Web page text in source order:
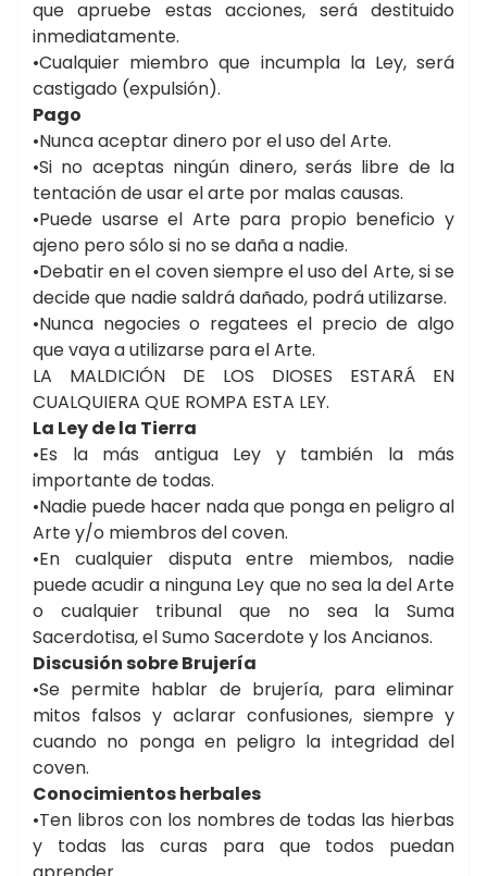
que apruebe estas acciones, será destituido
inmediatamente.
•Cualquier miembro que incumpla la Ley, será
castigado (expulsión).
Pago
•Nunca aceptar dinero por el uso del Arte.
•Si no aceptas ningún dinero, serás libre de la
tentación de usar el arte por malas causas.
•Puede usarse el Arte para propio beneficio y
ajeno pero sólo si no se daña a nadie.
•Debatir en el coven siempre el uso del Arte, si se
decide que nadie saldrá dañado, podrá utilizarse.
•Nunca negocies o regatees el precio de algo
que vaya a utilizarse para el Arte.
LA MALDICIÓN DE LOS DIOSES ESTARÁ EN
CUALQUIERA QUE ROMPA ESTA LEY.
La Ley de la Tierra
•Es la más antigua Ley y también la más
importante de todas.
•Nadie puede hacer nada que ponga en peligro al
Arte y/o miembros del coven.
•En cualquier disputa entre miembos, nadie
puede acudir a ninguna Ley que no sea la del Arte
o cualquier tribunal que no sea la Suma
Sacerdotisa, el Sumo Sacerdote y los Ancianos.
Discusión sobre Brujería
•Se permite hablar de brujería, para eliminar
mitos falsos y aclarar confusiones, siempre y
cuando no ponga en peligro la integridad del
coven.
Conocimientos herbales
•Ten libros con los nombres de todas las hierbas
y todas las curas para que todos puedan